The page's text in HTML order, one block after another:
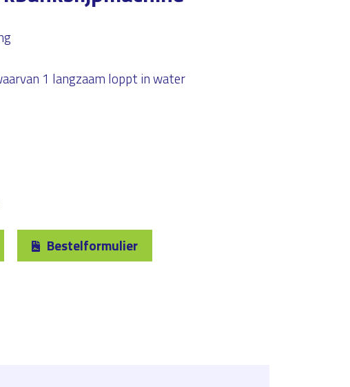
1 langzaam loppt in water
Bestelformulier